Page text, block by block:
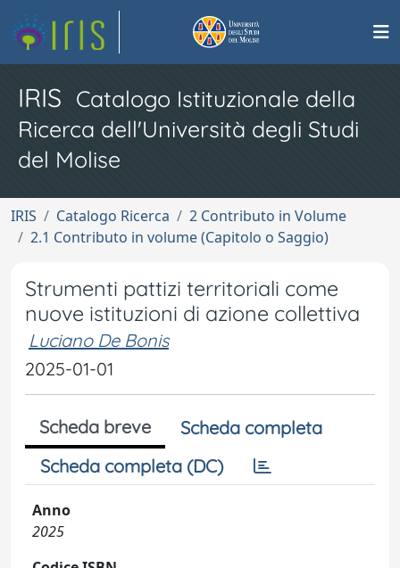
IRIS Catalogo Istituzionale della
Ricerca dell'Università degli Studi
del Molise
IRIS Catalogo Ricerca
2 Contributo in Volume
2.1 Contributo in volume (Capitolo o Saggio)
Strumenti pattizi territoriali come
nuove istituzioni di azione collettiva
Luciano De Bonis
2025-01-01
Scheda breve
Scheda completa
Scheda completa (DC)
Anno
2025